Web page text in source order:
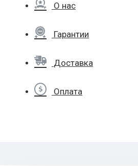
О нас
Гарантии
Доставка
Оплата